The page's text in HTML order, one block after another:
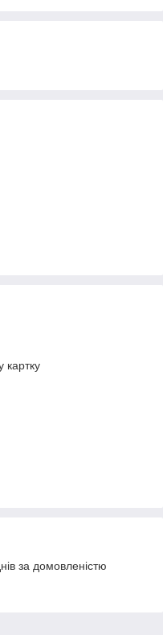
картку
за домовленістю